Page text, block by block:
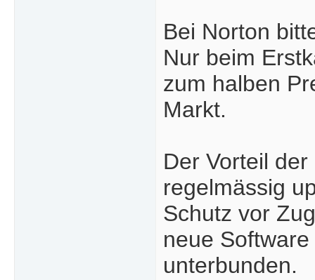
Bei Norton
Nur beim
zum halben
Markt.
Der Vorteil
regelmässig
Schutz vor
neue
unterbunden.